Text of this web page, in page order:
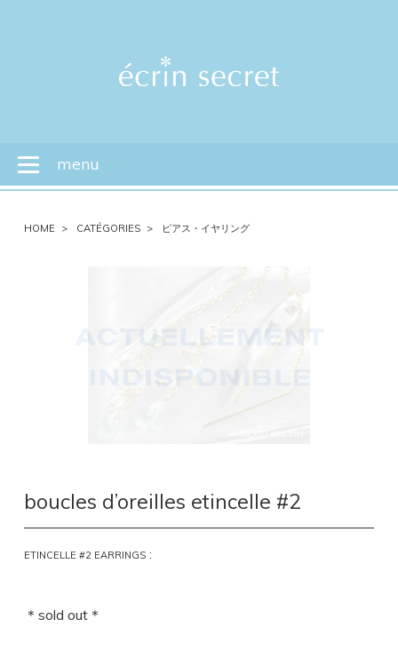
Toggle
navigation
menu
HOME CATÉGORIES ピアス・イヤリング
boucles d’oreilles etincelle #2
ETINCELLE #2 EARRINGS:
＊sold out＊